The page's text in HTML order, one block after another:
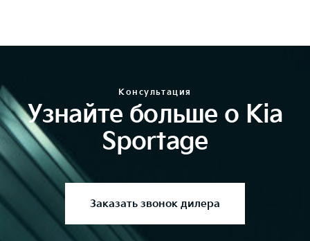
Консультация
Узнайте больше о Kia
Sportage
Заказать звонок дилера